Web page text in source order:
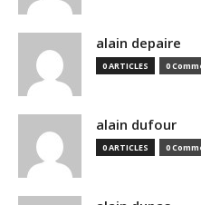
alain depaire
0 ARTICLES 0
alain dufour
0 ARTICLES 0